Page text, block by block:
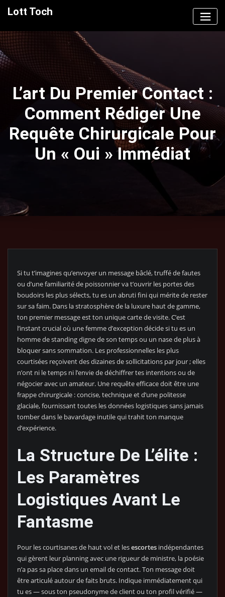
Lott Toch
L’art Du Premier Contact :
Comment Rédiger Une
Requête Chirurgicale Pour
Un « Oui » Immédiat
Si tu t’imagines qu’envoyer un message bâclé, truffé de fautes
ou d’une familiarité de poissonnier va t’ouvrir les portes des
boudoirs les plus sélects, tu es un abruti fini qui mérite de rester
sur sa faim. Dans la stratosphère de la luxure haut de gamme,
ton premier message est ton unique carte de visite. C’est
l’instant crucial où une femme d’exception décide si tu es un
homme de standing digne de son temps ou un nase de plus à
bloquer sans sommation. Les professionnelles les plus
courtisées reçoivent des dizaines de sollicitations par jour ; elles
n’ont ni le temps ni l’envie de déchiffrer tes intentions ou de
négocier avec un amateur. Une requête efficace doit être une
frappe chirurgicale : concise, technique et d’une politesse
glaciale, fournissant toutes les données logistiques sans jamais
tomber dans le bavardage inutile qui trahit ton manque
d’expérience.
La Structure De L’élite :
Les Paramètres
Logistiques Avant Le
Fantasme
Pour les courtisanes de haut vol et lesescortesindépendantes
qui gèrent leur planning avec une rigueur de ministre, la poésie
n’a pas sa place dans un email de contact. Ton message doit
être articulé autour de faits bruts. Indique immédiatement qui
tu es — sous ton pseudonyme de client ou ton profil vérifié —